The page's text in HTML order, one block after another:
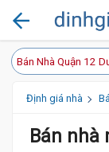
Bán Nhà Quận 12
Định giá nhà
Bán nhà